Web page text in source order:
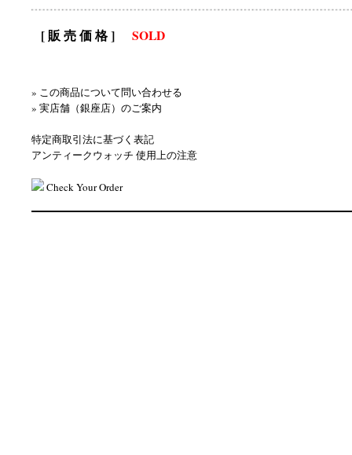
[ 販 売 価 格 ] SOLD
» この商品について問い合わせる
» 実店舗（銀座店）のご案内
特定商取引法に基づく表記
アンティークウォッチ 使用上の注意
Check Your Order